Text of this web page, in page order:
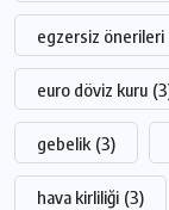
egzersiz önerileri
euro döviz kuru
gebelik (3)
hava kirliliği (3)